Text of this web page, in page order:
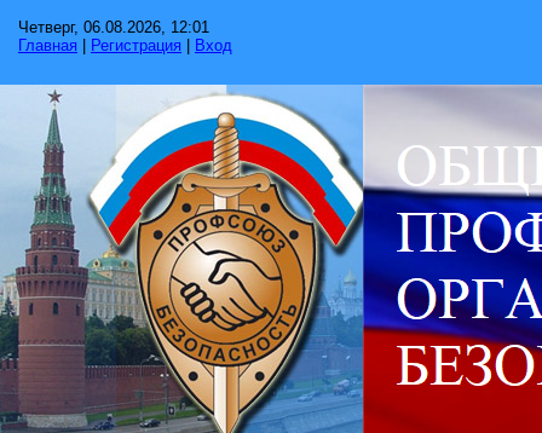
Четверг, 06.08.2026, 12:01
Главная
Регистрация Вход